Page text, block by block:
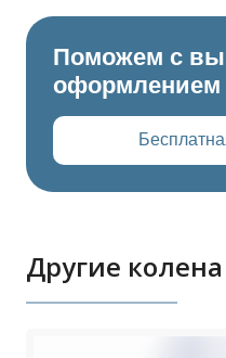
Поможем с
оформлением
Другие